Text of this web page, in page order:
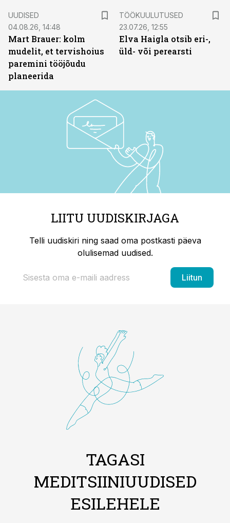
UUDISED
04.08.26, 14:48
Mart Brauer: kolm
mudelit, et tervishoius
paremini tööjõudu
planeerida
TÖÖKUULUTUSED
23.07.26, 12:55
Elva Haigla otsib eri-,
üld- või perearsti
LIITU UUDISKIRJAGA
Telli uudiskiri ning saad oma postkasti päeva
olulisemad uudised.
Liitun
TAGASI
MEDITSIINIUUDISED
ESILEHELE